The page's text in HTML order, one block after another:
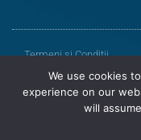
Termeni și Condiții
©
Centrul de
We use cookies
experience on our
will